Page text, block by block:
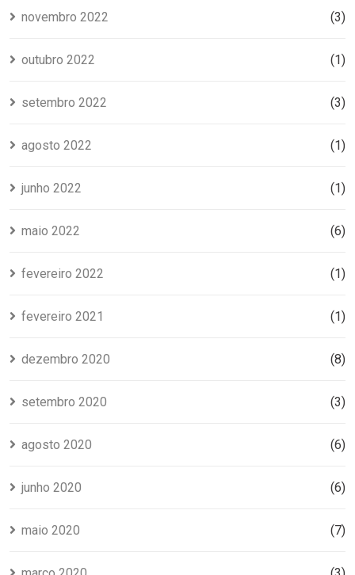
novembro 2022 (3)
outubro 2022 (1)
setembro 2022 (3)
agosto 2022 (1)
junho 2022 (1)
maio 2022 (6)
fevereiro 2022 (1)
fevereiro 2021 (1)
dezembro 2020 (8)
setembro 2020 (3)
agosto 2020 (6)
junho 2020 (6)
maio 2020 (7)